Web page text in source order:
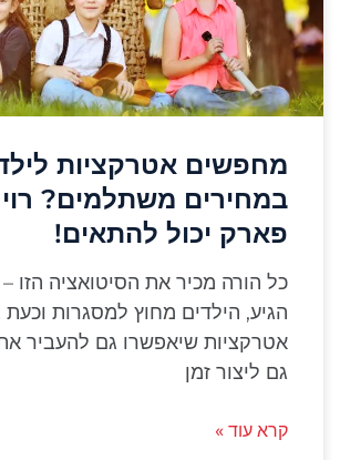
מחפשים אטרקציות
במחירים משתלמים? רוי
פארק יכול להתאים!
כל הורה מכיר את הסיטואציה הזו –
הגיע, הילדים מחוץ למסגרות וכעת
אטרקציות שיאפשרו גם להעביר את
גם ליצור זמן
קרא עוד »